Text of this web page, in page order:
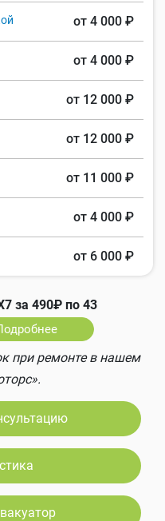
от 4 000 ₽
от 4 000 ₽
от 12 000 ₽
от 12 000 ₽
от 11 000 ₽
от 4 000 ₽
от 6 000 ₽
за 490₽ по 43
при ремонте в нашем